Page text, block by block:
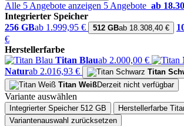
Alle 5 Angebote anzeigen 5 Angebote ab
Integrierter Speicher
256 GBab 1.999,95 € 512 GBab 18.308,40 €
€
Herstellerfarbe
Titan Blauab 2.000,00 €
Naturab 2.016,93 € Titan
Titan WeißDerzeit nicht verfügbar
Variante auswählen
Integrierter Speicher 512 GB Herstellerfarbe
Variantenauswahl zurücksetzen